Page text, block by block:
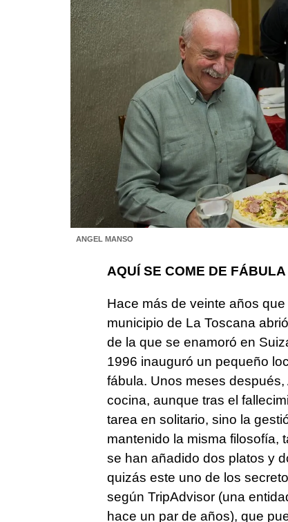
ANGEL MANSO
AQUÍ SE COME DE FÁBULA
Hace más de veinte años
municipio de La Toscana
de la que se enamoró en
1996 inauguró un pequeño
fábula. Unos meses
cocina, aunque tras el
tarea en solitario, sino la
mantenido la misma filosofía,
se han añadido dos platos y
quizás este uno de los
según TripAdvisor (una
hace un par de años), que